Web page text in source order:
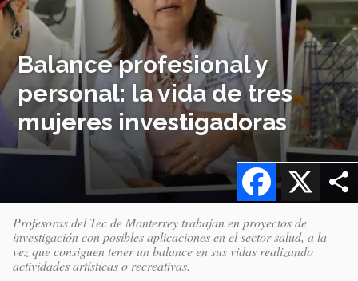
Balance profesional y
personal: la vida de tres
mujeres investigadoras
X
Facebook
Profesoras del Tec de Monterrey trabajan en proyectos de
investigación con posibles aplicaciones en el sector salud, a la
vez que consiguen tener un balance en sus vidas realizando
actividades artísticas o recreativas.